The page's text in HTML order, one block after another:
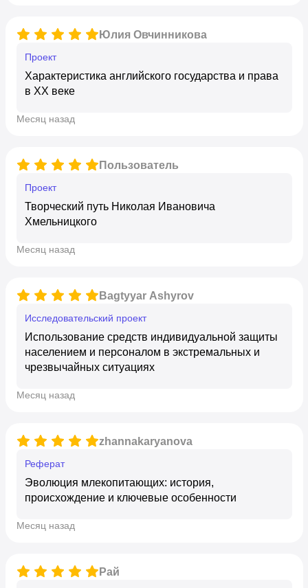
Юлия Овчинникова
Проект
Характеристика английского государства и права
в XX веке
месяц назад
Пользователь
Проект
Творческий путь Николая Ивановича
Хмельницкого
месяц назад
Bagtyyar Ashyrov
исследовательский проект
Использование средств индивидуальной защиты
населением и персоналом в экстремальных и
чрезвычайных ситуациях
месяц назад
zhannakaryanova
реферат
Эволюция млекопитающих: история,
происхождение и ключевые особенности
месяц назад
Рай